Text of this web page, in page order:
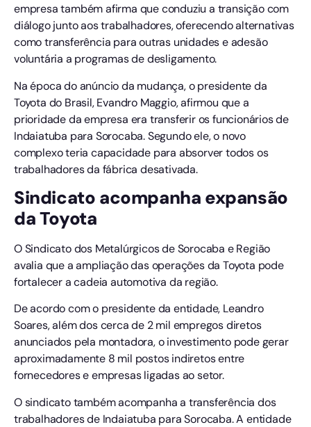
empresa também afirma que conduziu a transição com
diálogo junto aos trabalhadores, oferecendo alternativas
como transferência para outras unidades e adesão
voluntária a programas de desligamento.
Na época do anúncio da mudança, o presidente da
Toyota do Brasil, Evandro Maggio, afirmou que a
prioridade da empresa era transferir os funcionários de
Indaiatuba para Sorocaba. Segundo ele, o novo
complexo teria capacidade para absorver todos os
trabalhadores da fábrica desativada.
Sindicato acompanha expansão
da Toyota
O Sindicato dos Metalúrgicos de Sorocaba e Região
avalia que a ampliação das operações da Toyota pode
fortalecer a cadeia automotiva da região.
De acordo com o presidente da entidade, Leandro
Soares, além dos cerca de 2 mil empregos diretos
anunciados pela montadora, o investimento pode gerar
aproximadamente 8 mil postos indiretos entre
fornecedores e empresas ligadas ao setor.
O sindicato também acompanha a transferência dos
trabalhadores de Indaiatuba para Sorocaba. A entidade